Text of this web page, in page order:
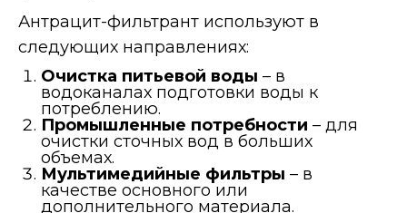
Антрацит-фильтрант используют в
следующих направлениях:
Очистка питьевой воды – в
водоканалах подготовки воды к
потреблению.
Промышленные потребности – для
очистки сточных вод в больших
объемах.
Мультимедийные фильтры – в
качестве основного или
дополнительного материала.